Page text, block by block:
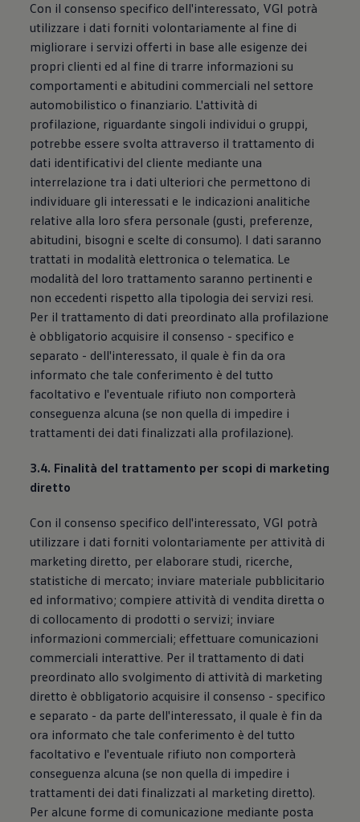
Con il consenso specifico dell'interessato, VGI potrà
utilizzare i dati forniti volontariamente al fine di
migliorare i servizi offerti in base alle esigenze dei
propri clienti ed al fine di trarre informazioni su
comportamenti e abitudini commerciali nel settore
automobilistico o finanziario. L'attività di
profilazione, riguardante singoli individui o gruppi,
potrebbe essere svolta attraverso il trattamento di
dati identificativi del cliente mediante una
interrelazione tra i dati ulteriori che permettono di
individuare gli interessati e le indicazioni analitiche
relative alla loro sfera personale (gusti, preferenze,
abitudini, bisogni e scelte di consumo). I dati saranno
trattati in modalità elettronica o telematica. Le
modalità del loro trattamento saranno pertinenti e
non eccedenti rispetto alla tipologia dei servizi resi.
Per il trattamento di dati preordinato alla profilazione
è obbligatorio acquisire il consenso - specifico e
separato - dell'interessato, il quale è fin da ora
informato che tale conferimento è del tutto
facoltativo e l'eventuale rifiuto non comporterà
conseguenza alcuna (se non quella di impedire i
trattamenti dei dati finalizzati alla profilazione).
3.4. Finalità del trattamento per scopi di marketing
diretto
Con il consenso specifico dell'interessato, VGI potrà
utilizzare i dati forniti volontariamente per attività di
marketing diretto, per elaborare studi, ricerche,
statistiche di mercato; inviare materiale pubblicitario
ed informativo; compiere attività di vendita diretta o
di collocamento di prodotti o servizi; inviare
informazioni commerciali; effettuare comunicazioni
commerciali interattive. Per il trattamento di dati
preordinato allo svolgimento di attività di marketing
diretto è obbligatorio acquisire il consenso - specifico
e separato - da parte dell'interessato, il quale è fin da
ora informato che tale conferimento è del tutto
facoltativo e l'eventuale rifiuto non comporterà
conseguenza alcuna (se non quella di impedire i
trattamenti dei dati finalizzati al marketing diretto).
Per alcune forme di comunicazione mediante posta